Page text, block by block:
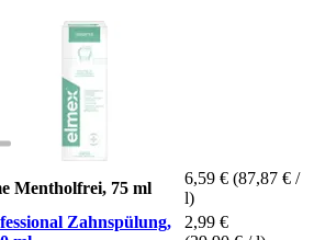
Mentholfrei, 75 ml
6,59 € (87,87 € /
l)
Zahnspülung,
2,99 €